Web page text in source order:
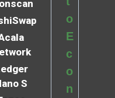
S
o
E
c
o
n